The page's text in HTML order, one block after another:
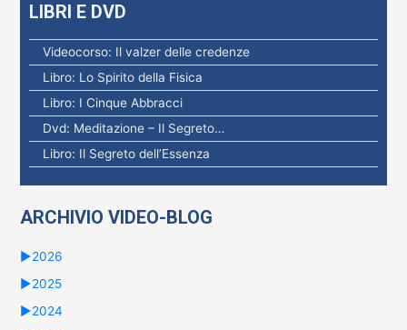
LIBRI E DVD
Videocorso: Il valzer delle credenze
Libro: Lo Spirito della Fisica
Libro: I Cinque Abbracci
Dvd: Meditazione – Il Segreto…
Libro: Il Segreto dell’Essenza
ARCHIVIO VIDEO-BLOG
►2026
►2025
►2024